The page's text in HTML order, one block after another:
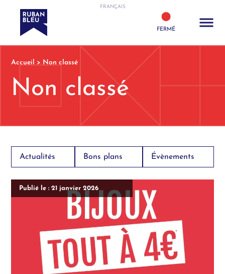
FRANÇAIS
FERMÉ
Accueil > Non classé
Non classé
Actualités Bons plans Évènements
Publié le : 21 janvier 2026